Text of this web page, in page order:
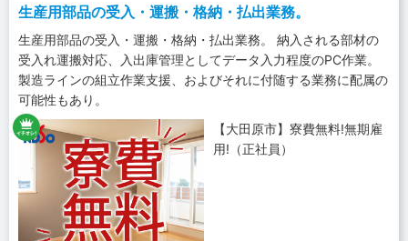
生産用部品の受入・運搬・格納・払出業務。
生産用部品の受入・運搬・格納・払出業務。 納入される部材の
受入れ運搬対応、入出庫管理としてデータ入力程度のPC作業。
製造ラインの組立作業支援、およびそれに付随する業務に配属の
可能性もあり。
【大田原市】寮費無料!無期雇
用!（正社員）